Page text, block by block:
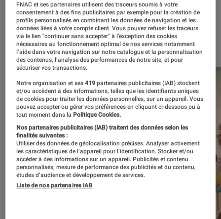
À la une
FNAC et ses partenaires utilisent des traceurs soumis à votre
consentement à des fins publicitaires par exemple pour la création de
profils personnalisés en combinant les données de navigation et les
données liées à votre compte client. Vous pouvez refuser les traceurs
via le lien "continuer sans accepter" à l’exception des cookies
nécessaires au fonctionnement optimal de nos services notamment
l’aide dans votre navigation sur notre catalogue et la personnalisation
des contenus, l’analyse des performances de notre site, et pour
sécuriser vos transactions.
Notre organisation et ses419 partenaires publicitaires (IAB) stockent
et/ou accèdent à des informations, telles que les identifiants uniques
de cookies pour traiter les données personnelles, sur un appareil. Vous
pouvez accepter ou gérer vos préférences en cliquant ci-dessous ou à
tout moment dans la Politique Cookies.
Nos partenaires publicitaires (IAB) traitent des données selon les
finalités suivantes :
Utiliser des données de géolocalisation précises. Analyser activement
les caractéristiques de l’appareil pour l’identification. Stocker et/ou
accéder à des informations sur un appareil. Publicités et contenu
personnalisés, mesure de performance des publicités et du contenu,
études d’audience et développement de services.
Liste de nos partenaires IAB